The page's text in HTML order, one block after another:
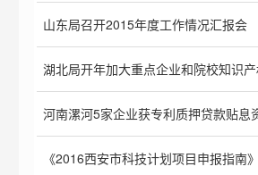
山东局召开2015年度工作情况汇报会
湖北局开年加大重点企业和院校知识
河南漯河5家企业获专利质押贷款贴息
《2016西安市科技计划项目申报指南